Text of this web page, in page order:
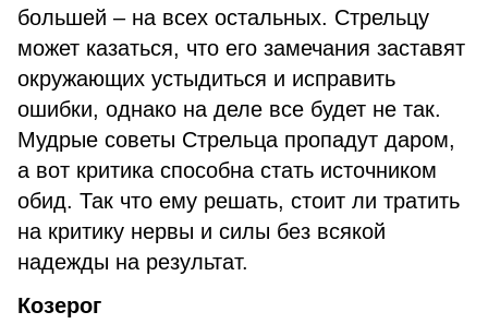
большей – на всех остальных. Стрельцу
может казаться, что его замечания заставят
окружающих устыдиться и исправить
ошибки, однако на деле все будет не так.
Мудрые советы Стрельца пропадут даром,
а вот критика способна стать источником
обид. Так что ему решать, стоит ли тратить
на критику нервы и силы без всякой
надежды на результат.
Козерог